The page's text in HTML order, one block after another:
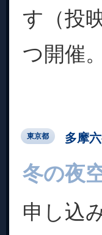
す（投
つ開催
東京都 多摩
冬の夜
申し込